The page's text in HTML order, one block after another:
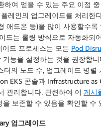
하여 얻을 수 있는 주요 이점
레인의 업그레이드를 처리한
애드온 등)을 많이 사용할수
드는 롤링 방식으로 자동화되
이드 프로세스는 모든 Pod
능을 설정하는 것을 권장합
터의 노드 수, 업그레이드 병
EKS 콘솔과 Infrastructure
관리합니다. 관련하여 이 게시
을 보존할 수 있음을 확인할 수
업그레이드